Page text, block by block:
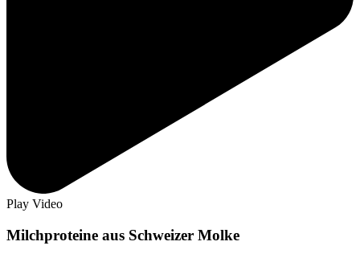
Play Video
Milchproteine aus Schweizer Molke